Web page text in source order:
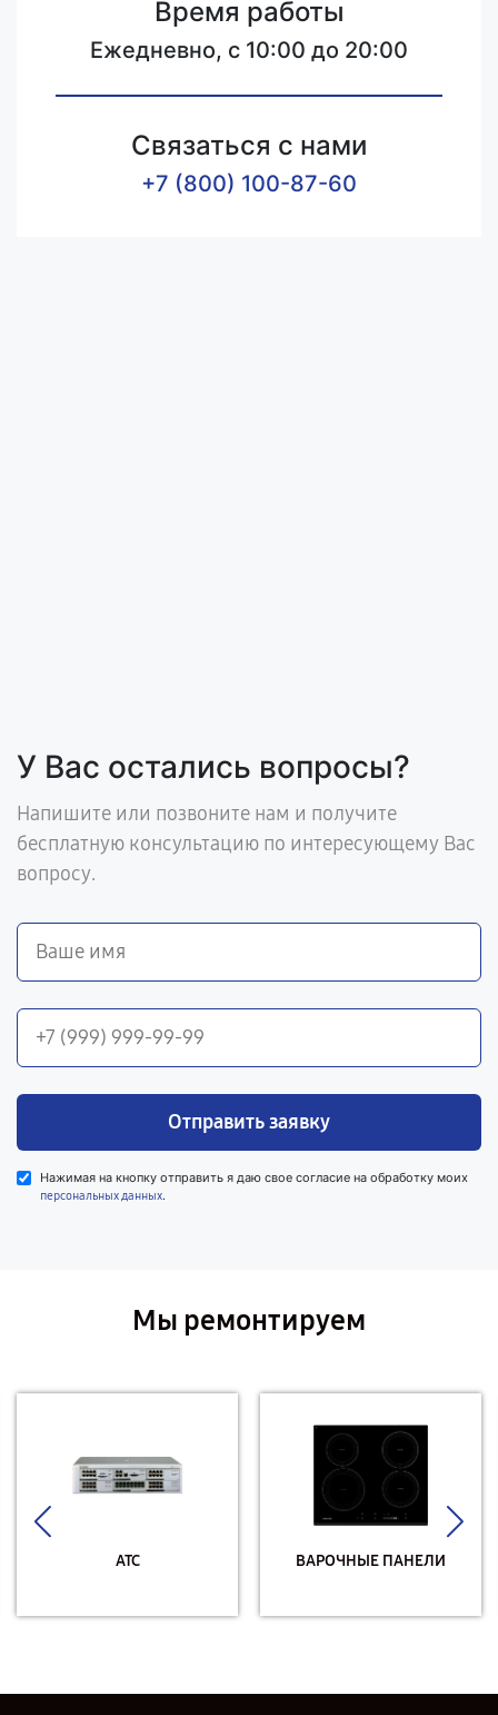
Время работы
Ежедневно, с 10:00 до 20:00
Связаться с нами
+7 (800) 100-87-60
У Вас остались вопросы?
Напишите или позвоните нам и получите
бесплатную консультацию по интересующему Вас
вопросу.
Отправить заявку
Нажимая на кнопку отправить я даю свое согласие на обработку моих
персональных данных.
Мы ремонтируем
АТС ВАРОЧНЫЕ ПАНЕЛИ